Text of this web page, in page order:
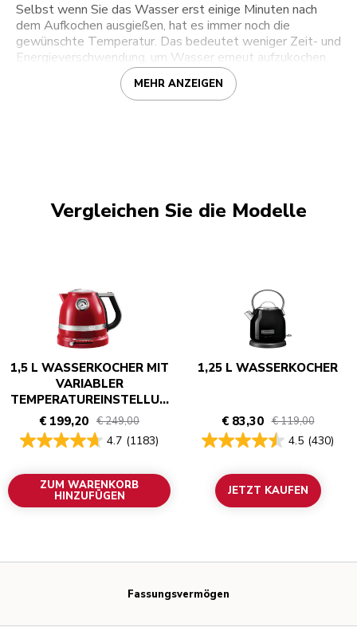
Selbst wenn Sie das Wasser erst einige Minuten nach
dem Aufkochen ausgießen, hat es immer noch die
gewünschte Temperatur. Das bedeutet weniger Zeit- und
Energieverschwendung, um Wasser erneut aufzukochen.
MEHR ANZEIGEN
Vergleichen Sie die Modelle
1,5 L WASSERKOCHER MIT
VARIABLER
TEMPERATUREINSTELLUN
G - ARTISAN
€ 199,20 € 249,00
4.7 (1183)
ZUM WARENKORB
HINZUFÜGEN
1,25 L WASSERKOCHER
€ 83,30 € 119,00
4.5 (430)
JETZT KAUFEN
Fassungsvermögen